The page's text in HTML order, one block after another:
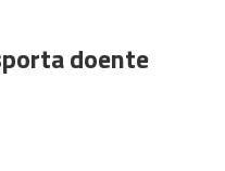
doente